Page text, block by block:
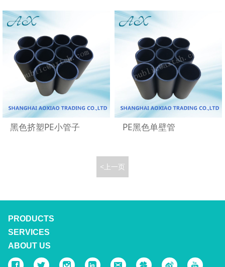
黑色挤塑PE小管子 PE黑色单壁管
<上一页
PRODUCTS
SERVICES
ABOUT US